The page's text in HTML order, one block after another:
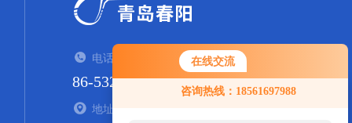
在线交流
咨询热线：18561697988
您好！欢迎前来咨询，很高兴为您
服务，请问您要咨询什么问题呢？
电话：TEL
86-532-84938935
地址：ADDRESS